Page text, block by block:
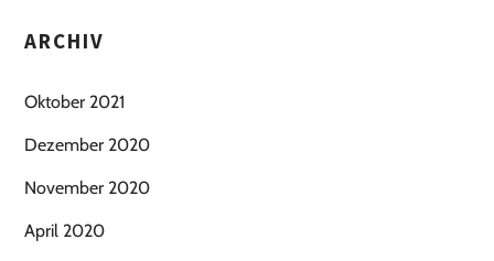
ARCHIV
Oktober 2021
Dezember 2020
November 2020
April 2020